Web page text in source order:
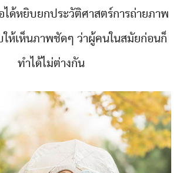
ได้หยิบยกประวัติศาสตร์การถ่ายภาพ
ให้เห็นภาพชัดๆ ว่าผู้คนในสมัยก่อนก็
ทำได้ไม่ต่างกัน